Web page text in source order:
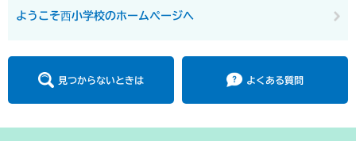
ようこそ西小学校のホームページへ
見つからないときは よくある質問